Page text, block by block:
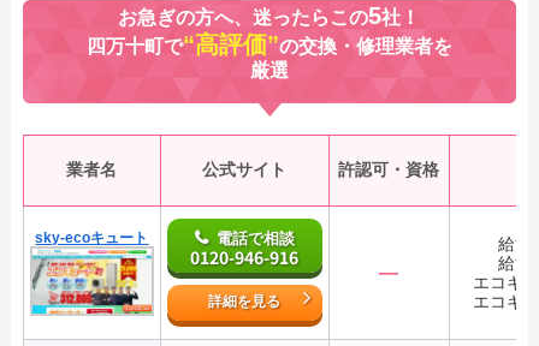
お急ぎの方へ、迷ったらこの5社！
四万十町で“高評価”の交換・修理業者を
厳選
業者名 公式サイト 許認可・資格
sky-ecoキュート 電話で相談
0120-946-916
詳細を見る
―
給湯
給湯
エコキ
エコキ